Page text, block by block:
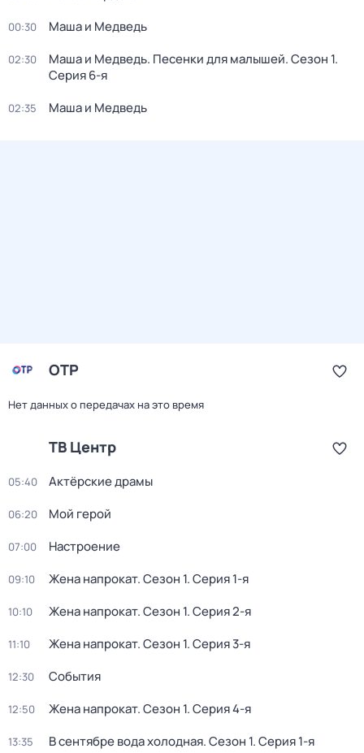
00:30 Маша и Медведь
02:30 Маша и Медведь. Песенки для малышей. Сезон 1.
Серия 6-я
02:35 Маша и Медведь
ОТР
Нет данных о передачах на это время
ТВ Центр
05:40 Актёрские драмы
06:20 Мой герой
07:00 Настроение
09:10 Жена напрокат. Сезон 1. Серия 1-я
10:10 Жена напрокат. Сезон 1. Серия 2-я
11:10 Жена напрокат. Сезон 1. Серия 3-я
12:30 События
12:50 Жена напрокат. Сезон 1. Серия 4-я
13:35 В сентябре вода холодная. Сезон 1. Серия 1-я